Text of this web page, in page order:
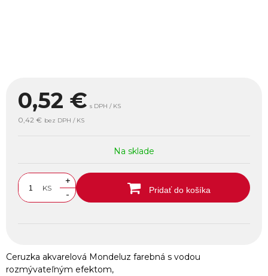
0,52 € s DPH / KS
0,42 € bez DPH / KS
Na sklade
KS
+
-
Pridať do košíka
Ceruzka akvarelová Mondeluz farebná s vodou
rozmývateľným efektom,